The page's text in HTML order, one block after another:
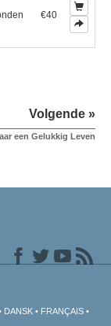
€40
Volgende »
een Gelukkig Leven
DANSK FRANÇAIS